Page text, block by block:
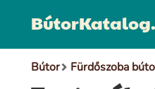
Bútor Fürdőszoba